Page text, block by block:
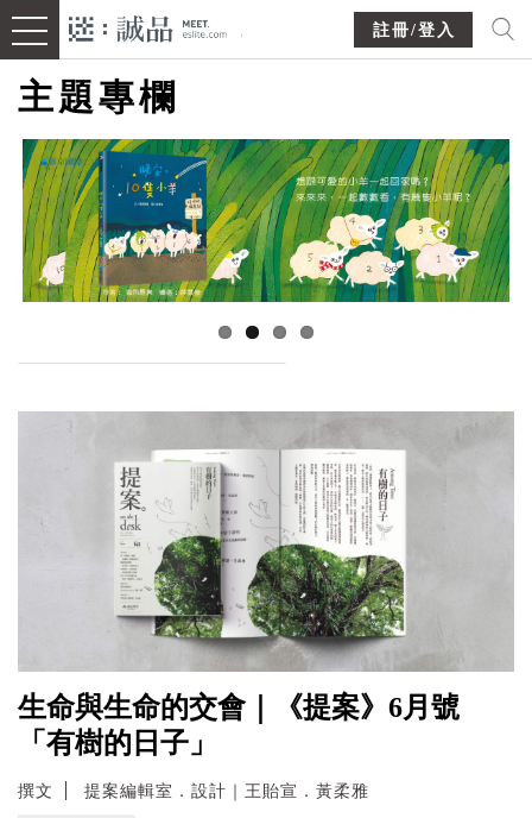
註冊/登入
主題專欄
生命與生命的交會｜《提案》6月號
「有樹的日子」
撰文 提案編輯室．設計｜王貽宣．黃柔雅